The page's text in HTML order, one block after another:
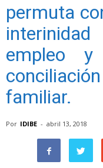
permuta
empleo
familiar.
Por IDIBE - abril 13, 2018